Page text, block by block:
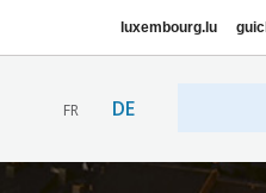
luxembourg.lu
FR DE